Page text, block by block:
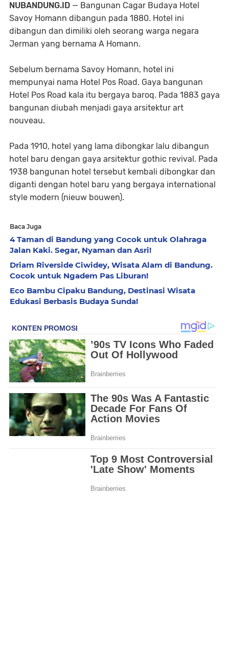
NUBANDUNG.ID — Bangunan Cagar Budaya Hotel
Savoy Homann dibangun pada 1880. Hotel ini
dibangun dan dimiliki oleh seorang warga negara
Jerman yang bernama A Homann.
Sebelum bernama Savoy Homann, hotel ini
mempunyai nama Hotel Pos Road. Gaya bangunan
Hotel Pos Road kala itu bergaya baroq. Pada 1883 gaya
bangunan diubah menjadi gaya arsitektur art
nouveau.
Pada 1910, hotel yang lama dibongkar lalu dibangun
hotel baru dengan gaya arsitektur gothic revival. Pada
1938 bangunan hotel tersebut kembali dibongkar dan
diganti dengan hotel baru yang bergaya international
style modern (nieuw bouwen).
Baca Juga
4 Taman di Bandung yang Cocok untuk Olahraga
Jalan Kaki. Segar, Nyaman dan Asri!
Driam Riverside Ciwidey, Wisata Alam di Bandung.
Cocok untuk Ngadem Pas Liburan!
Eco Bambu Cipaku Bandung, Destinasi Wisata
Edukasi Berbasis Budaya Sunda!